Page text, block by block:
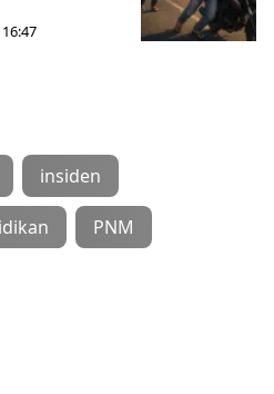
insiden
PNM